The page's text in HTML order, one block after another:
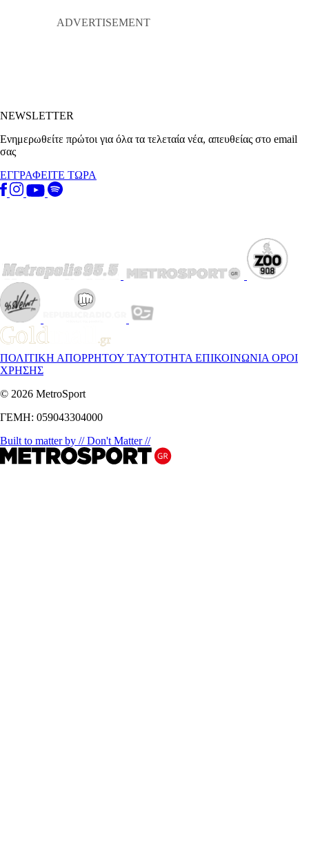
NEWSLETTER
Ενημερωθείτε πρώτοι για όλα τα τελεταία νέα, απευθείας στο email
σας
ΕΓΓΡΑΦΕΙΤΕ ΤΩΡΑ
ΠΟΛΙΤΙΚΗ ΑΠΟΡΡΗΤΟΥ ΤΑΥΤΟΤΗΤΑ ΕΠΙΚΟΙΝΩΝΙΑ ΟΡΟΙ
ΧΡΗΣΗΣ
© 2026 MetroSport
ΓΕΜΗ: 059043304000
Built to matter by // Don't Matter //